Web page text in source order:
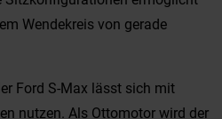
Wendekreis von gerade
Ford S-Max lässt sich mit
nutzen. Als Ottomotor wird der